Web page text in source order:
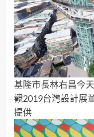
基隆市長林右昌今
觀2019台灣設計展
提供